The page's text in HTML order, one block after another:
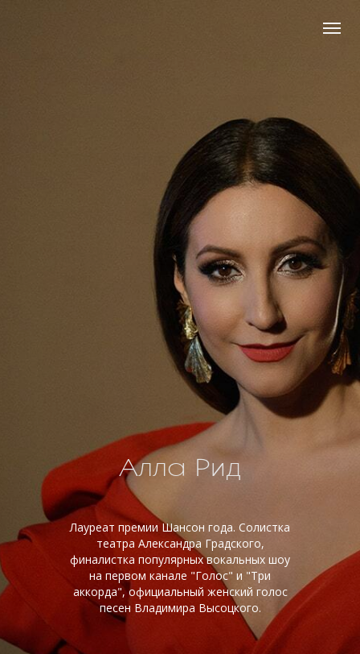
Алла Рид
Лауреат премии Шансон года. Солистка
театра Александра Градского,
финалистка популярных вокальных шоу
на первом канале "Голос" и "Три
аккорда", официальный женский голос
песен Владимира Высоцкого.